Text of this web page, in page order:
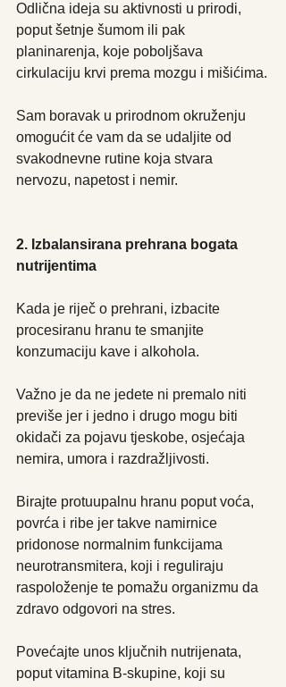
Odlična ideja su aktivnosti u prirodi,
poput šetnje šumom ili pak
planinarenja, koje poboljšava
cirkulaciju krvi prema mozgu i mišićima.
Sam boravak u prirodnom okruženju
omogućit će vam da se udaljite od
svakodnevne rutine koja stvara
nervozu, napetost i nemir.
2. Izbalansirana prehrana bogata
nutrijentima
Kada je riječ o prehrani, izbacite
procesiranu hranu te smanjite
konzumaciju kave i alkohola.
Važno je da ne jedete ni premalo niti
previše jer i jedno i drugo mogu biti
okidači za pojavu tjeskobe, osjećaja
nemira, umora i razdražljivosti.
Birajte protuupalnu hranu poput voća,
povrća i ribe jer takve namirnice
pridonose normalnim funkcijama
neurotransmitera, koji i reguliraju
raspoloženje te pomažu organizmu da
zdravo odgovori na stres.
Povećajte unos ključnih nutrijenata,
poput vitamina B-skupine, koji su